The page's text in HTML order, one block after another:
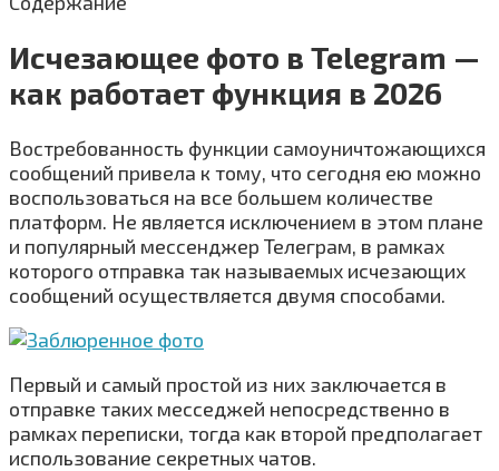
Исчезающее фото в Telegram —
как работает функция в 2026
Востребованность функции самоуничтожающихся
сообщений привела к тому, что сегодня ею можно
воспользоваться на все большем количестве
платформ. Не является исключением в этом плане
и популярный мессенджер Телеграм, в рамках
которого отправка так называемых исчезающих
сообщений осуществляется двумя способами.
Первый и самый простой из них заключается в
отправке таких месседжей непосредственно в
рамках переписки, тогда как второй предполагает
использование секретных чатов.